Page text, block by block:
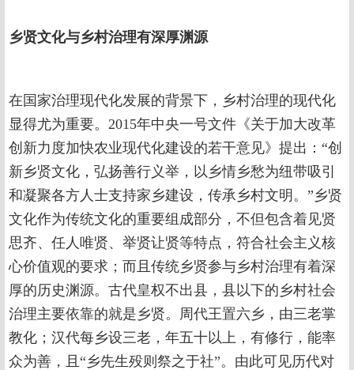
乡贤文化与乡村治理有深厚渊源
在国家治理现代化发展的背景下，乡村治理的现代化
显得尤为重要。2015年中央一号文件《关于加大改革
创新力度加快农业现代化建设的若干意见》提出：“创
新乡贤文化，弘扬善行义举，以乡情乡愁为纽带吸引
和凝聚各方人士支持家乡建设，传承乡村文明。”乡贤
文化作为传统文化的重要组成部分，不但包含着见贤
思齐、任人唯贤、举贤让贤等特点，符合社会主义核
心价值观的要求；而且传统乡贤参与乡村治理有着深
厚的历史渊源。古代皇权不出县，县以下的乡村社会
治理主要依靠的就是乡贤。周代王置六乡，由三老掌
教化；汉代每乡设三老，年五十以上，有修行，能率
众为善，且“乡先生殁则祭之于社”。由此可见历代对